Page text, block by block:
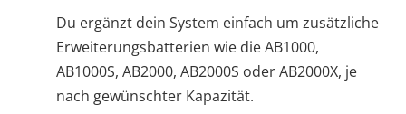
Du ergänzt dein System einfach um zusätzliche
Erweiterungsbatterien wie die AB1000,
AB1000S, AB2000, AB2000S oder AB2000X, je
nach gewünschter Kapazität.